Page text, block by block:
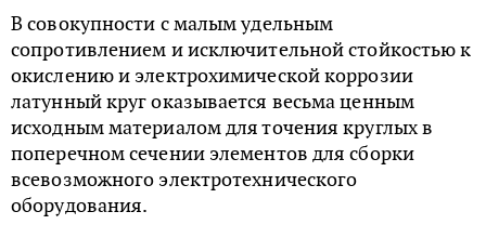
В совокупности с малым удельным
сопротивлением и исключительной стойкостью к
окислению и электрохимической коррозии
латунный круг оказывается весьма ценным
исходным материалом для точения круглых в
поперечном сечении элементов для сборки
всевозможного электротехнического
оборудования.